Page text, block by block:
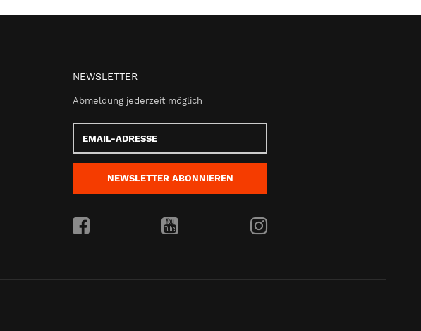
NEWSLETTER
Abmeldung jederzeit möglich
Adresse
NEWSLETTER ABONNIEREN